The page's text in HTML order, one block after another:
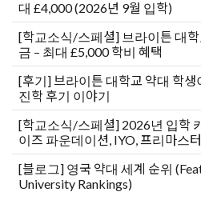
대 £4,000 (2026년 9월 입학)
[학교소식/스페셜] 브라이튼 대
금 – 최대 £5,000 학비 혜택
[후기]브라이튼 대학교 약대 학
진학 후기 이야기
[학교소식/스페셜] 2026년 입학
이즈 파운데이션, IYO, 프리마스
[블로그] 영국 약대 세계 순위
University Rankings)